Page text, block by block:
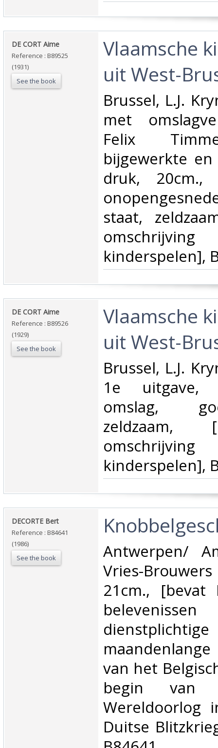
‎DE CORT Aime‎
Reference : B89525
(1931)
See the book
‎Vlaamsche
uit West-
‎Brussel, L.J.
met
Felix
bijgewerkte
druk, 20cm.,
staat,
kinderspelen],
‎DE CORT Aime‎
Reference : B89526
(1929)
See the book
‎Vlaamsche
uit West-
‎Brussel, L.J.
1e uitgave,
omslag,
zeldzaam,
kinderspelen],
‎DECORTE Bert‎
Reference : B84641
(1986)
See the book
‎Antwerpen/
Vries-
21cm., [bevat
van het
begin van
Wereldoorlog
Duitse